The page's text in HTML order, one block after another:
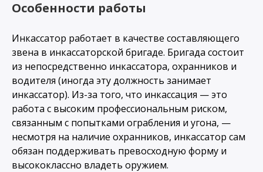
Особенности работы
Инкассатор работает в качестве составляющего
звена в инкассаторской бригаде. Бригада состоит
из непосредственно инкассатора, охранников и
водителя (иногда эту должность занимает
инкассатор). Из-за того, что инкассация — это
работа с высоким профессиональным риском,
связанным с попытками ограбления и угона, —
несмотря на наличие охранников, инкассатор сам
обязан поддерживать превосходную форму и
высококлассно владеть оружием.